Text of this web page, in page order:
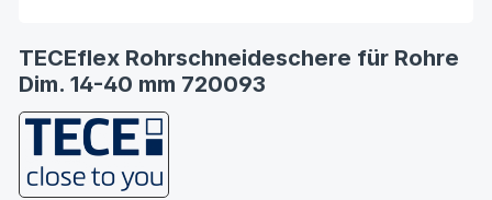
TECEflex Rohrschneideschere für Rohre
Dim. 14-40 mm 720093